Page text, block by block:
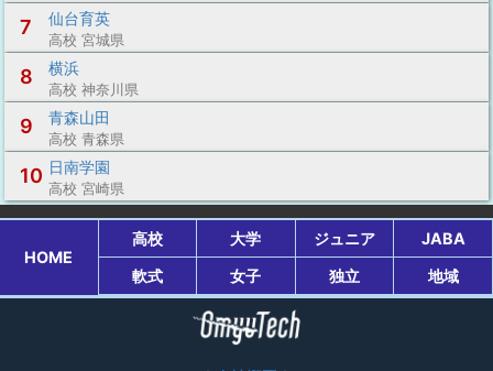
7 仙台育英
高校 宮城県
8 横浜
高校 神奈川県
9 青森山田
高校 青森県
10 日南学園
高校 宮崎県
HOME
高校 大学 ジュニア
JABA
軟式
女子 独立 地域